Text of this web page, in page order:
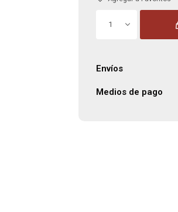
1
Envíos
Medios de pago